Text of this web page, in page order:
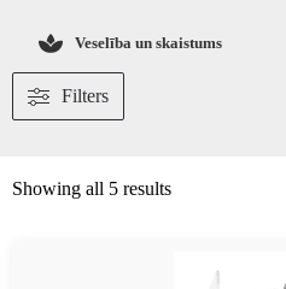
Veselība un skaistums
Filters
Showing all 5 results